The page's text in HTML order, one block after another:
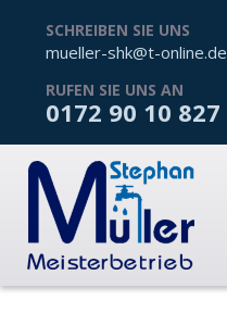
SCHREIBEN SIE UNS
mueller-shk@t-online.de
RUFEN SIE UNS AN
0172 90 10 827